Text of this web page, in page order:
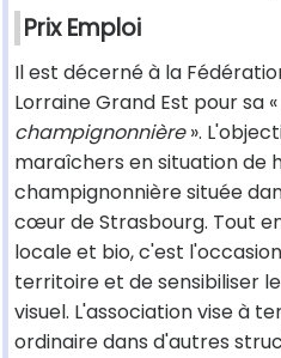
Prix Emploi
Il est décerné à la
Lorraine Grand Est pour sa «
champignonnière».
maraîchers en situation de
champignonnière située
cœur de Strasbourg. Tout
locale et bio, c'est
territoire et de sensibiliser
visuel. L'association vise à
ordinaire dans d'autres